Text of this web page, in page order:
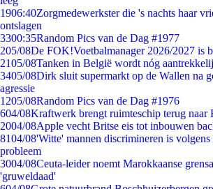
1906:40Zorgmedewerkster die 's nachts haar
ontslagen
3300:35Random Pics van de Dag #1977
205/08De FOK!Voetbalmanager 2026/2027 is
2105/08Tanken in België wordt nóg
3405/08Dirk sluit supermarkt op de Wallen na
agressie
1205/08Random Pics van de Dag #1976
604/08Kraftwerk brengt ruimteschip terug naar
2004/08Apple vecht Britse eis tot inbouwen
8104/08'Witte' mannen discrimineren is
probleem
3004/08Ceuta-leider noemt Marokkaanse
'gruweldaad'